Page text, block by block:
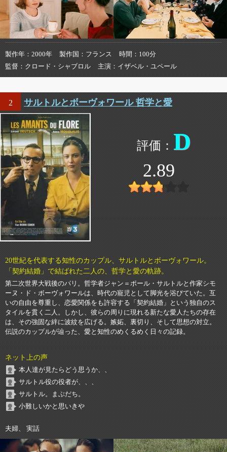
製作年 2000年 製作国 フランス 時間
100分
監督
クロード・シャブロル 主演 イザベル・ユペール
2 サルトルとボーヴォワール 哲学と愛
D
2.89
20世紀を代表する知性のカップル、サルトルとボーヴォワール。
「契約結婚」で結ばれた二人の、哲学と愛の軌跡。
第二次世界大戦後のパリ。哲学者ジャン＝ポール・サルトルと作家シモ
ーヌ・ド・ボーヴォワールは、時代の寵児として脚光を浴びていた。互
いの自由を尊重し、恋愛関係をも許容する「契約結婚」という独自のス
タイルを貫く二人。しかし、彼らの周りに現れる新たな愛人たちの存在
は、その強固な絆に波紋を広げる。嫉妬、裏切り、そして思想の対立。
伝説のカップルが辿った、愛と知性のめくるめく日々の記録。
ネット上の声
本人達が見たらどう思うか、、
サルトル役の役者が、、、
サルトル。まぶだち。
小難しいかと思いきや
夫婦、 実話